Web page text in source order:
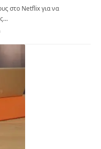
στο Netflix για να